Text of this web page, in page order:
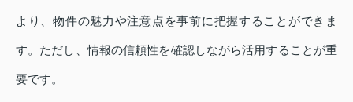
より、物件の魅力や注意点を事前に把握することができま
す。ただし、情報の信頼性を確認しながら活用することが重
要です。